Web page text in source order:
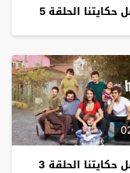
الحلقة 5
الحلقة 3